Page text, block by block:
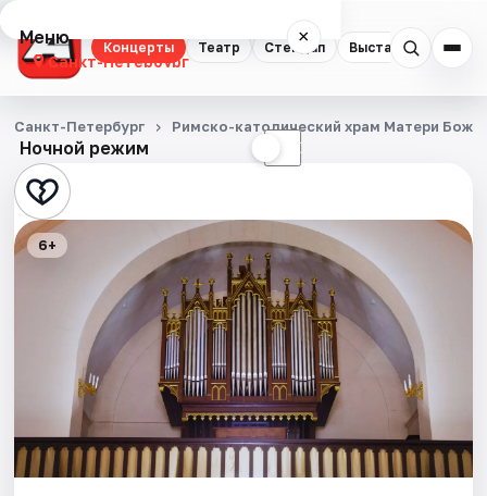
Концерты Театр Стендап Выставки
Меню ×
Санкт-Петербург
Концерты
Театр
Стендап
Квесты
Экскурсии
Спорт
События
Ночной режим ☾
Санкт-Петербург Римско-католический храм Матери
6+